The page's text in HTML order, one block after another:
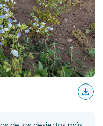
download